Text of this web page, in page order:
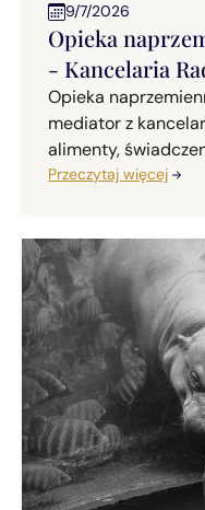
9/7/2026
Opieka
- Kancelaria
Opieka
mediator z
alimenty,
rodzicielska?
Przeczytaj więcej